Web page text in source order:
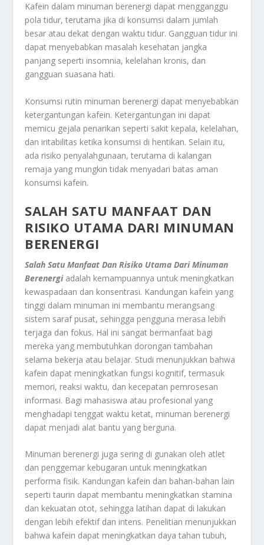
Kafein dalam minuman berenergi dapat mengganggu
pola tidur, terutama jika di konsumsi dalam jumlah
besar atau dekat dengan waktu tidur. Gangguan tidur ini
dapat menyebabkan masalah kesehatan jangka
panjang seperti insomnia, kelelahan kronis, dan
gangguan suasana hati.
Konsumsi rutin minuman berenergi dapat menyebabkan
ketergantungan kafein. Ketergantungan ini dapat
memicu gejala penarikan seperti sakit kepala, kelelahan,
dan iritabilitas ketika konsumsi di hentikan. Selain itu,
ada risiko penyalahgunaan, terutama di kalangan
remaja yang mungkin tidak menyadari batas aman
konsumsi kafein.
SALAH SATU MANFAAT DAN
RISIKO UTAMA DARI MINUMAN
BERENERGI
Salah Satu Manfaat Dan Risiko Utama Dari Minuman
Berenergiadalah kemampuannya untuk meningkatkan
kewaspadaan dan konsentrasi. Kandungan kafein yang
tinggi dalam minuman ini membantu merangsang
sistem saraf pusat, sehingga pengguna merasa lebih
terjaga dan fokus. Hal ini sangat bermanfaat bagi
mereka yang membutuhkan dorongan tambahan
selama bekerja atau belajar. Studi menunjukkan bahwa
kafein dapat meningkatkan fungsi kognitif, termasuk
memori, reaksi waktu, dan kecepatan pemrosesan
informasi. Bagi mahasiswa atau profesional yang
menghadapi tenggat waktu ketat, minuman berenergi
dapat menjadi alat bantu yang berguna.
Minuman berenergi juga sering di gunakan oleh atlet
dan penggemar kebugaran untuk meningkatkan
performa fisik. Kandungan kafein dan bahan-bahan lain
seperti taurin dapat membantu meningkatkan stamina
dan kekuatan otot, sehingga latihan dapat di lakukan
dengan lebih efektif dan intens. Penelitian menunjukkan
bahwa kafein dapat meningkatkan daya tahan tubuh,